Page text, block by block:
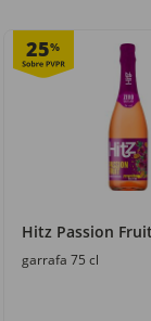
25%
Hitz Passion
garrafa 75 cl